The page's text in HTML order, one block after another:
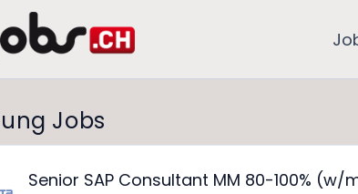
Jobs
Senior SAP Consultant MM 80-100% (w/